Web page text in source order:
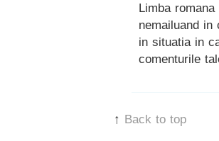
Limba
nemailuand
in situatia in
comenturile
↑ Back to top